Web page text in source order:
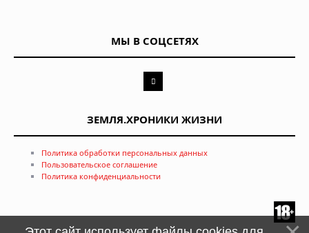
МЫ В СОЦСЕТЯХ
ЗЕМЛЯ.ХРОНИКИ ЖИЗНИ
Политика обработки персональных данных
Пользовательское соглашение
Политика конфиденциальности